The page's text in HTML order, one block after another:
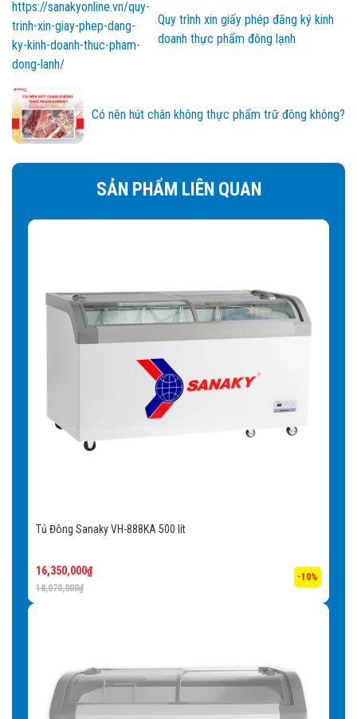
Quy trình xin giấy phép đăng ký kinh
doanh thực phẩm đông lạnh
Có nên hút chân không thực phẩm trữ đông không?
SẢN PHẨM LIÊN QUAN
Tủ Đông Sanaky VH-888KA 500 lít
18,070,000₫
16,350,000₫
-10%